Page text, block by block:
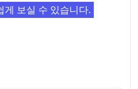
게 보실 수 있습니다.